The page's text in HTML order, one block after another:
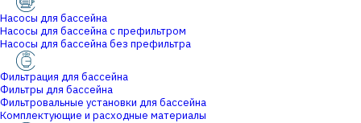
Насосы для бассейна
Насосы для бассейна с префильтром
Насосы для бассейна без префильтра
Фильтрация для бассейна
Фильтры для бассейна
Фильтровальные установки для бассейна
Комплектующие и расходные материалы